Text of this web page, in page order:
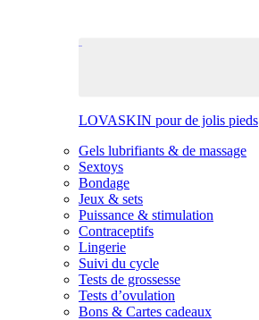
LOVASKIN pour de jolis pieds
Gels lubrifiants & de massage
Sextoys
Bondage
Jeux & sets
Puissance & stimulation
Contraceptifs
Lingerie
Suivi du cycle
Tests de grossesse
Tests d’ovulation
Bons & Cartes cadeaux